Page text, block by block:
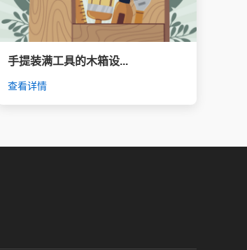
手提装满工具的木箱设...
查看详情